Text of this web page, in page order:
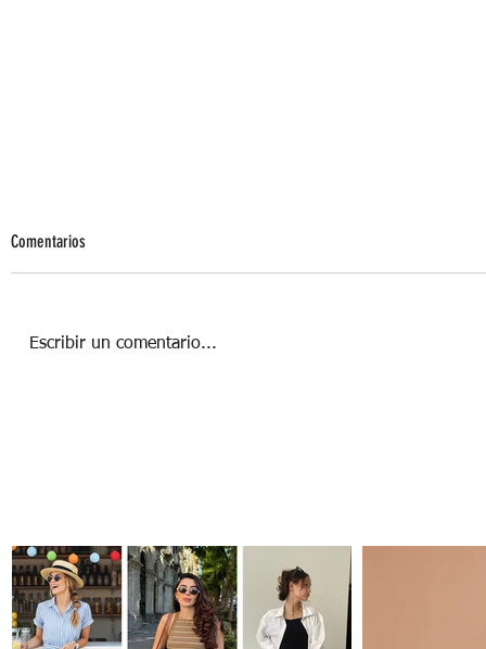
Comentarios
Escribir un comentario...